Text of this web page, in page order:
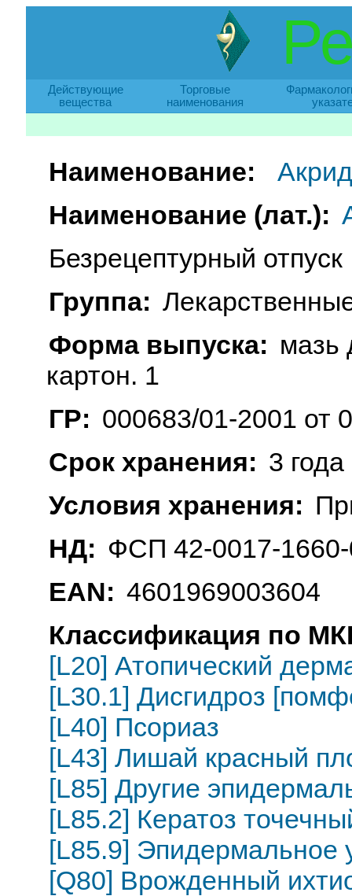
Действующие
вещества
Торговые
наименования
Наименование:
Наименование (лат.):
Безрецептурный отпуск
Группа:
Форма выпуска: мазь
картон. 1
ГР: 000683/01-2001 от
Срок хранения: 3 года
Условия хранения:
НД: ФСП 42-0017-
EAN: 4601969003604
Классификация по
[L20] Атопический
[L30.1] Дисгидроз
[L40] Псориаз
[L43] Лишай красный
[L85] Другие
[L85.2] Кератоз
[L85.9] Эпидермальное
[Q80] Врожденный